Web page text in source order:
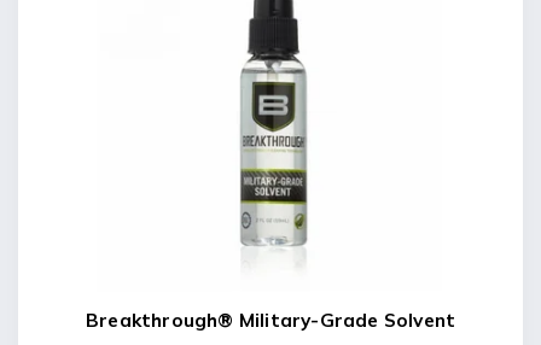
Breakthrough® Military-Grade Solvent